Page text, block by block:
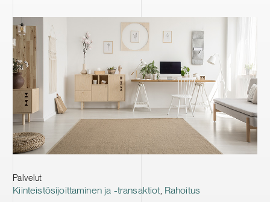
Palvelut
Kiinteistösijoittaminen ja -transaktiot, Rahoitus